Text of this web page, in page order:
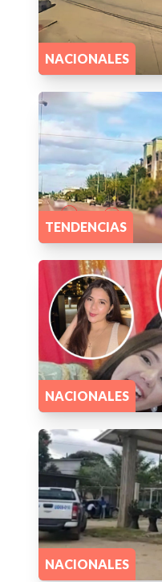
NACIONALES
TENDENCIAS
NACIONALES
NACIONALES